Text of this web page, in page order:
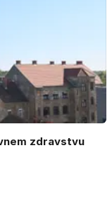
zdravstvu